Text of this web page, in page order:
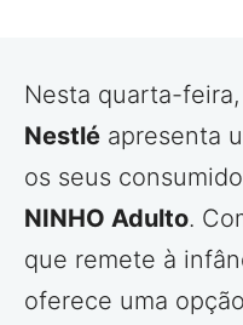
Nesta quarta-
Nestlé apresenta
os seus
NINHO Adulto.
que remete à
oferece uma